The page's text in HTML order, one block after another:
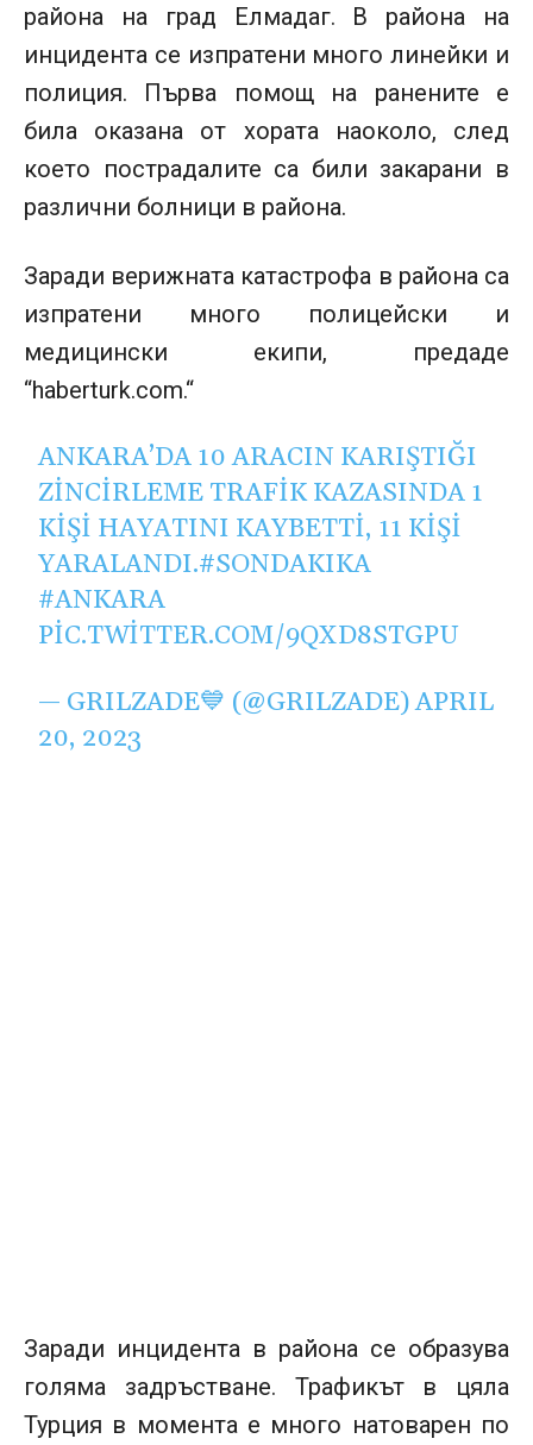
района на град Елмадаг. В района на
инцидента се изпратени много линейки и
полиция. Първа помощ на ранените е
била оказана от хората наоколо, след
което пострадалите са били закарани в
различни болници в района.
Заради верижната катастрофа в района са
изпратени много полицейски и
медицински екипи, предаде
“haberturk.com.“
ANKARA’DA 10 ARACIN KARIŞTIĞI
ZINCIRLEME TRAFIK KAZASINDA 1
KIŞI HAYATINI KAYBETTI, 11 KIŞI
YARALANDI.#SONDAKIKA
#ANKARA
PIC.TWITTER.COM/9QXD8STGPU
— GRILZADE💙 (@GRILZADE)APRIL
20, 2023
Заради инцидента в района се образува
голяма задръстване. Трафикът в цяла
Турция в момента е много натоварен по